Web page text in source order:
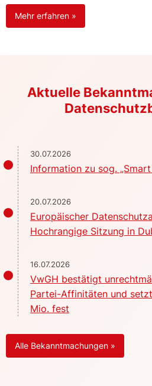
Mehr erfahren »
Aktuelle
30.07.2026
Information zu sog. „Smart
20.07.2026
Europäischer
Hochrangige Sitzung in
16.07.2026
VwGH bestätigt
Partei-Affinitäten und
Mio. fest
Alle Bekanntmachungen »